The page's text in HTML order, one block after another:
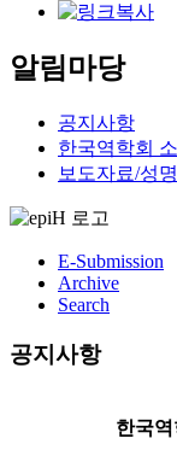
알림마당
공지사항
한국역학회
보도자료/성
E-Submission
Archive
Search
공지사항
한국